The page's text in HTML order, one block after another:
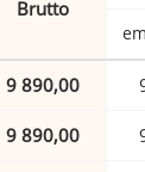
Brutto
9 890,00
9 890,00